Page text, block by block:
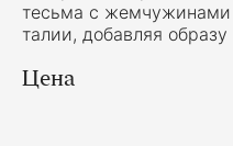
тесьма с жемчужинами
талии, добавляя
Цена